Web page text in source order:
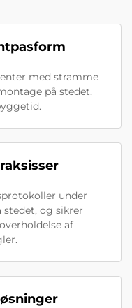
med stramme
på stedet,
under
og sikrer
af